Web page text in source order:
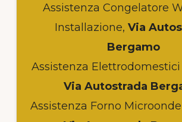
Assistenza Congelatore
Installazione, Via
Bergamo
Assistenza Elettrodomestici
Via Autostrada
Assistenza Forno